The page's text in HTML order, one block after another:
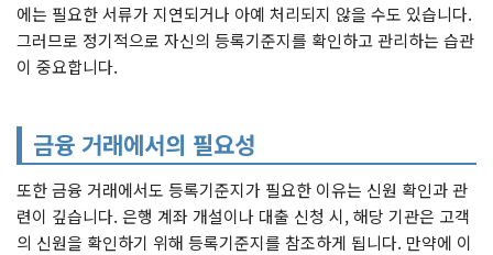
에는 필요한 서류가 지연되거나 아예 처리되지 않을 수도 있습니다.
그러므로 정기적으로 자신의 등록기준지를 확인하고 관리하는 습관
이 중요합니다.
금융 거래에서의 필요성
또한 금융 거래에서도 등록기준지가 필요한 이유는 신원 확인과 관
련이 깊습니다. 은행 계좌 개설이나 대출 신청 시, 해당 기관은 고객
의 신원을 확인하기 위해 등록기준지를 참조하게 됩니다. 만약에 이